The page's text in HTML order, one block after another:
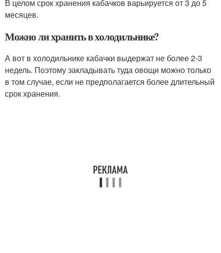
В целом срок хранения кабачков варьируется от 3 до 5
месяцев.
Можно ли хранить в холодильнике?
А вот в холодильнике кабачки выдержат не более 2-3
недель. Поэтому закладывать туда овощи можно только
в том случае, если не предполагается более длительный
срок хранения.